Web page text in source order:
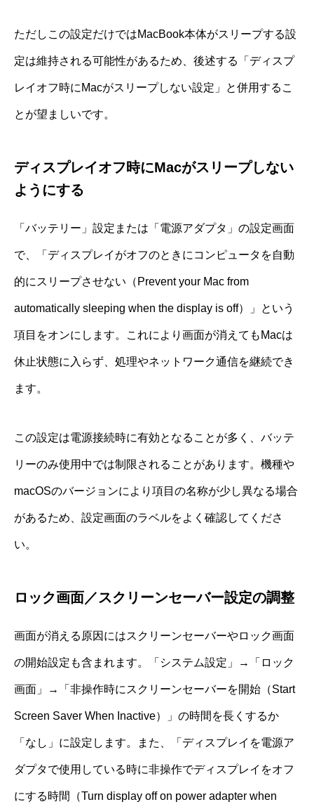
ただしこの設定だけではMacBook本体がスリープする設
定は維持される可能性があるため、後述する「ディスプ
レイオフ時にMacがスリープしない設定」と併用するこ
とが望ましいです。
ディスプレイオフ時にMacがスリープしない
ようにする
「バッテリー」設定または「電源アダプタ」の設定画面
で、「ディスプレイがオフのときにコンピュータを自動
的にスリープさせない（Prevent your Mac from
automatically sleeping when the display is off）」という
項目をオンにします。これにより画面が消えてもMacは
休止状態に入らず、処理やネットワーク通信を継続でき
ます。
この設定は電源接続時に有効となることが多く、バッテ
リーのみ使用中では制限されることがあります。機種や
macOSのバージョンにより項目の名称が少し異なる場合
があるため、設定画面のラベルをよく確認してくださ
い。
ロック画面／スクリーンセーバー設定の調整
画面が消える原因にはスクリーンセーバーやロック画面
の開始設定も含まれます。「システム設定」→「ロック
画面」→「非操作時にスクリーンセーバーを開始（Start
Screen Saver When Inactive）」の時間を長くするか
「なし」に設定します。また、「ディスプレイを電源ア
ダプタで使用している時に非操作でディスプレイをオフ
にする時間（Turn display off on power adapter when